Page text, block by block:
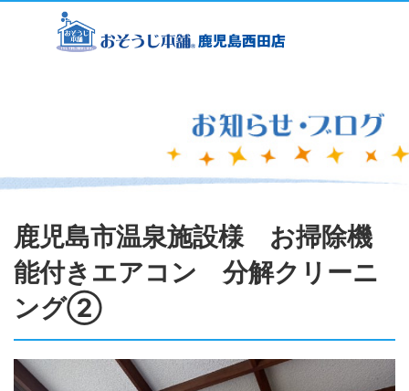
鹿児島市温泉施設様 お掃除機
能付きエアコン 分解クリーニ
ング②